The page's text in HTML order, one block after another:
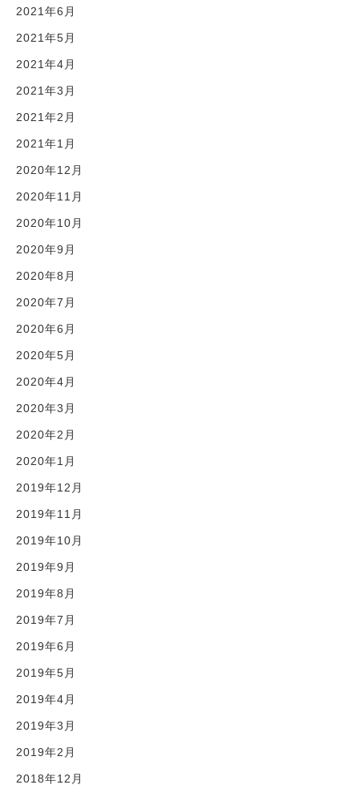
2021年6月
2021年5月
2021年4月
2021年3月
2021年2月
2021年1月
2020年12月
2020年11月
2020年10月
2020年9月
2020年8月
2020年7月
2020年6月
2020年5月
2020年4月
2020年3月
2020年2月
2020年1月
2019年12月
2019年11月
2019年10月
2019年9月
2019年8月
2019年7月
2019年6月
2019年5月
2019年4月
2019年3月
2019年2月
2018年12月